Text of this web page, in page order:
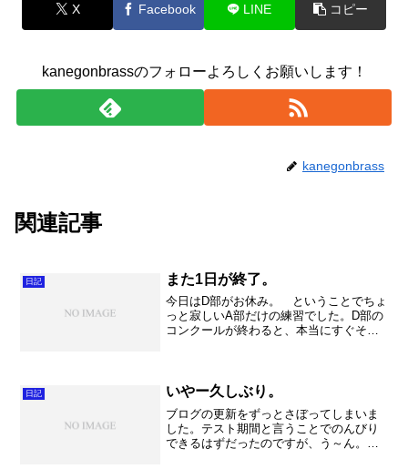
X Facebook LINE コピー
kanegonbrassのフォローよろしくお願いします！
kanegonbrass
関連記事
日記 また1日が終了。
今日はD部がお休み。 ということでちょ
っと寂しいA部だけの練習でした。D部の
コンクールが終わると、本当にすぐそこ
た。（私だけかな？...
日記 いやー久しぶり。
ブログの更新をずっとさぼってしまいま
した。テスト期間と言うことでのんびり
できるはずだったのですが、う～ん。主